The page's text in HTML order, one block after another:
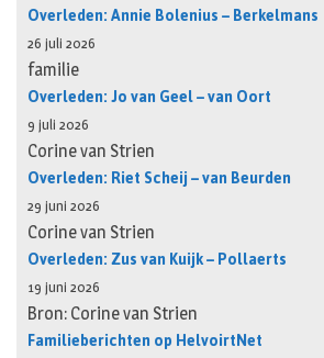
Overleden: Annie Bolenius – Berkelmans
26 juli 2026
familie
Overleden: Jo van Geel – van Oort
9 juli 2026
Corine van Strien
Overleden: Riet Scheij – van Beurden
29 juni 2026
Corine van Strien
Overleden: Zus van Kuijk – Pollaerts
19 juni 2026
Bron: Corine van Strien
Familieberichten op HelvoirtNet